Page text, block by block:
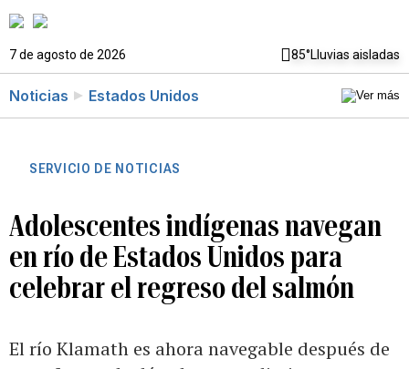
7 de agosto de 2026 85°Lluvias aisladas
Noticias Estados Unidos
SERVICIO DE NOTICIAS
Adolescentes indígenas navegan
en río de Estados Unidos para
celebrar el regreso del salmón
El río Klamath es ahora navegable después de